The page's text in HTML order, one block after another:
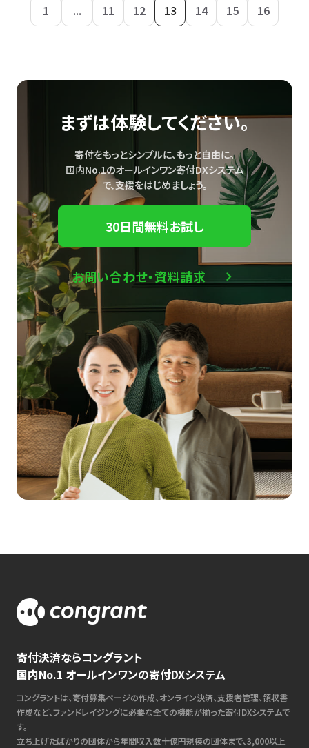
1 ... 11 12 13 14 15 16
まずは体験してください。
寄付をもっとシンプルに、もっと自由に。
国内No.1のオールインワン寄付DXシステム
で、支援をはじめましょう。
30日間無料お試し
お問い合わせ・資料請求
寄付決済ならコングラント
国内No.1 オールインワンの寄付DXシステム
コングラントは、寄付募集ページの作成、オンライン決済、支援者管理、領収書
作成など、ファンドレイジングに必要な全ての機能が揃った寄付DXシステムで
す。
立ち上げたばかりの団体から年間収入数十億円規模の団体まで、3,000以上